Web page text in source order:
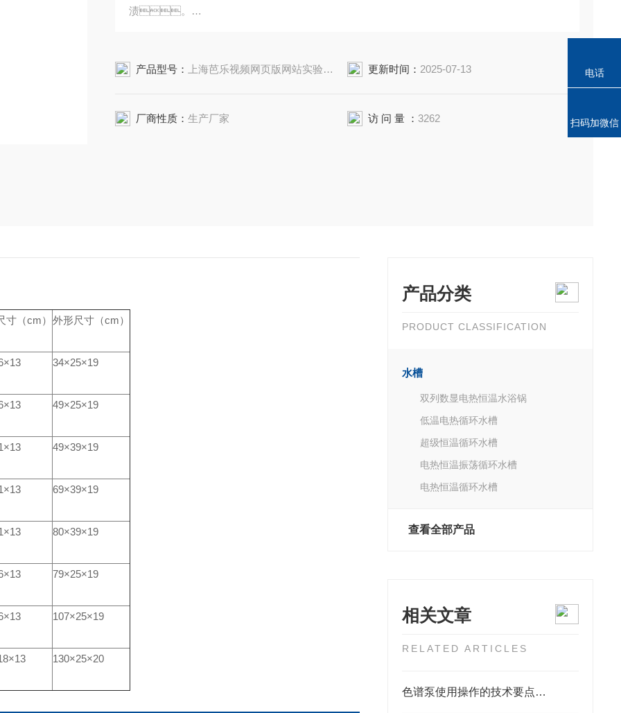
渍。
力。
产品型号： 上海芭乐视频网页版网站实验仪器有限公司HH-6（单） 更新时间： 2025-07-13
厂商性质：生产厂家 访 问 量 ：3262
产品分类
PRODUCT CLASSIFICATION
水槽
双列数显电热恒温水浴锅
低温电热循环水槽
超级恒温循环水槽
电热恒温振荡循环水槽
电热恒温循环水槽
查看全部产品
相关文章
RELATED ARTICLES
色谱泵使用操作的技术要点分析阐述概论
寸（cm） 外形尺寸（cm）
34×25×19
49×25×19
49×39×19
69×39×19
80×39×19
79×25×19
107×25×19
130×25×20
电话
扫码加微信